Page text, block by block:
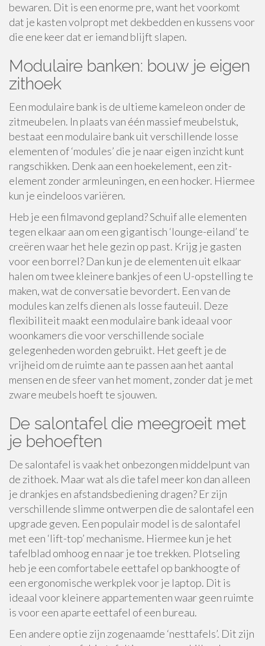
bewaren. Dit is een enorme pre, want het voorkomt
dat je kasten volpropt met dekbedden en kussens voor
die ene keer dat er iemand blijft slapen.
Modulaire banken: bouw je eigen
zithoek
Een modulaire bank is de ultieme kameleon onder de
zitmeubelen. In plaats van één massief meubelstuk,
bestaat een modulaire bank uit verschillende losse
elementen of ‘modules’ die je naar eigen inzicht kunt
rangschikken. Denk aan een hoekelement, een zit-
element zonder armleuningen, en een hocker. Hiermee
kun je eindeloos variëren.
Heb je een filmavond gepland? Schuif alle elementen
tegen elkaar aan om een gigantisch ‘lounge-eiland’ te
creëren waar het hele gezin op past. Krijg je gasten
voor een borrel? Dan kun je de elementen uit elkaar
halen om twee kleinere bankjes of een U-opstelling te
maken, wat de conversatie bevordert. Een van de
modules kan zelfs dienen als losse fauteuil. Deze
flexibiliteit maakt een modulaire bank ideaal voor
woonkamers die voor verschillende sociale
gelegenheden worden gebruikt. Het geeft je de
vrijheid om de ruimte aan te passen aan het aantal
mensen en de sfeer van het moment, zonder dat je met
zware meubels hoeft te sjouwen.
De salontafel die meegroeit met
je behoeften
De salontafel is vaak het onbezongen middelpunt van
de zithoek. Maar wat als die tafel meer kon dan alleen
je drankjes en afstandsbediening dragen? Er zijn
verschillende slimme ontwerpen die de salontafel een
upgrade geven. Een populair model is de salontafel
met een ‘lift-top’ mechanisme. Hiermee kun je het
tafelblad omhoog en naar je toe trekken. Plotseling
heb je een comfortabele eettafel op bankhoogte of
een ergonomische werkplek voor je laptop. Dit is
ideaal voor kleinere appartementen waar geen ruimte
is voor een aparte eettafel of een bureau.
Een andere optie zijn zogenaamde ‘nesttafels’. Dit zijn